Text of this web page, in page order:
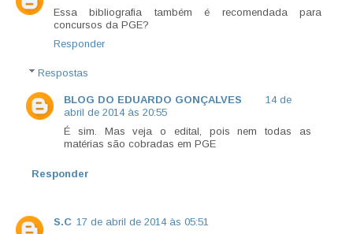
Essa bibliografia também é recomendada para
concursos da PGE?
Responder
Respostas
BLOG DO EDUARDO GONÇALVES
14 de
abril de 2014 às 20:55
É sim. Mas veja o edital, pois nem todas as
matérias são cobradas em PGE
Responder
S.C 17 de abril de 2014 às 05:51